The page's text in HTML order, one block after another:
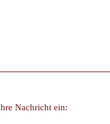
Nachricht ein: